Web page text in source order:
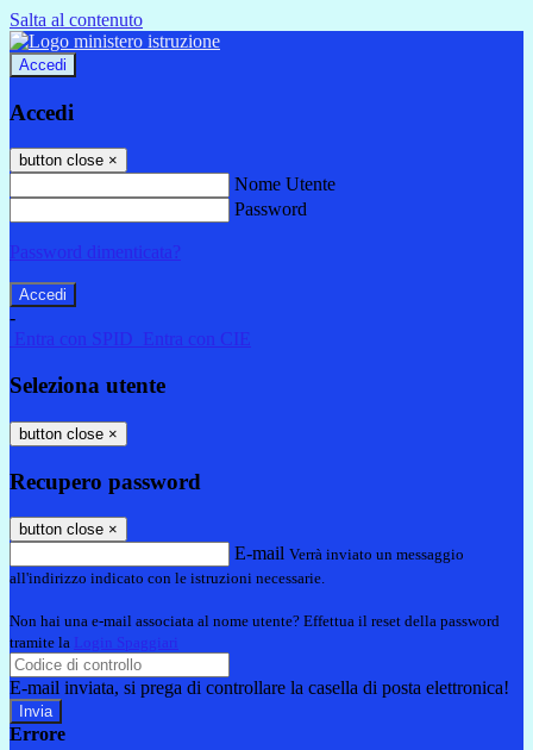
Salta al contenuto
Accedi
Accedi
button close ×
Nome Utente
Password
Password dimenticata?
-
Entra con SPID
Entra con CIE
Seleziona utente
button close ×
Recupero password
button close ×
E-mail Verrà inviato un messaggio
all'indirizzo indicato con le istruzioni necessarie.
Non hai una e-mail associata al nome utente? Effettua il reset della password
tramite la Login Spaggiari
E-mail inviata, si prega di controllare la casella di posta elettronica!
Errore